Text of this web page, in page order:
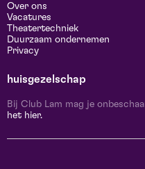
Over ons
Vacatures
Theatertechniek
Duurzaam ondernemen
Privacy
huisgezelschap
Bij Club Lam mag je
het hier.